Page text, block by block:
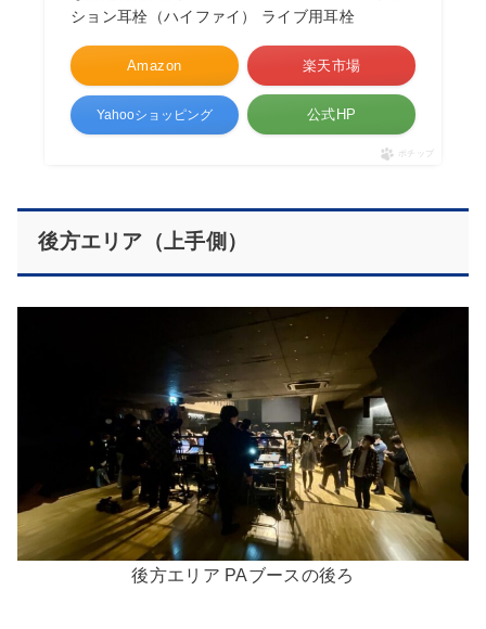
ション耳栓（ハイファイ） ライブ用耳栓
Amazon 楽天市場
Yahooショッピング 公式HP
ポチップ
後方エリア（上手側）
後方エリア PAブースの後ろ